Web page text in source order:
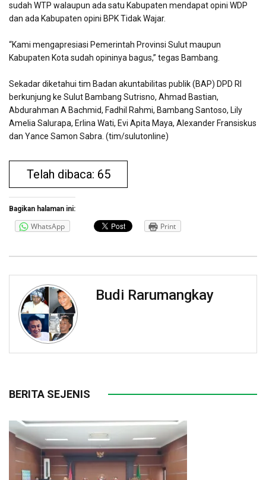
sudah WTP walaupun ada satu Kabupaten mendapat opini WDP
dan ada Kabupaten opini BPK Tidak Wajar.
“Kami mengapresiasi Pemerintah Provinsi Sulut maupun
Kabupaten Kota sudah opininya bagus,” tegas Bambang.
Sekadar diketahui tim Badan akuntabilitas publik (BAP) DPD RI
berkunjung ke Sulut Bambang Sutrisno, Ahmad Bastian,
Abdurahman A Bachmid, Fadhil Rahmi, Bambang Santoso, Lily
Amelia Salurapa, Erlina Wati, Evi Apita Maya, Alexander Fransiskus
dan Yance Samon Sabra. (tim/sulutonline)
Telah dibaca: 65
Bagikan halaman ini:
WhatsApp Print
Budi Rarumangkay
BERITA SEJENIS